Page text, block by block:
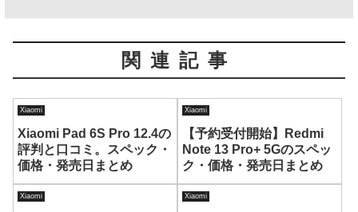
関連記事
Xiaomi
Xiaomi Pad 6S Pro 12.4の
評判と口コミ。スペック・
価格・発売日まとめ
Xiaomi
【予約受付開始】Redmi
Note 13 Pro+ 5Gのスペッ
ク・価格・発売日まとめ
Xiaomi Xiaomi